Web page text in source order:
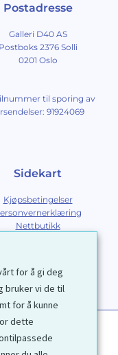
Postadresse
Galleri D40 AS
Postboks 2376 Solli
0201 Oslo
til sporing av
91924069
Sidekart
Kjøpsbetingelser
Nettbutikk
Kontakt
for å gi deg
bruker vi de til
for å kunne
dette